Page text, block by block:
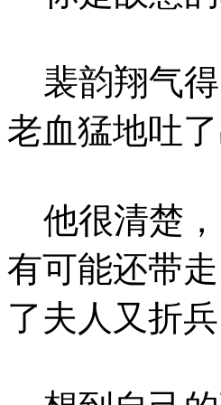
裴韵翔气得
老血猛地吐了
他很清楚，
有可能还带
了夫人又折